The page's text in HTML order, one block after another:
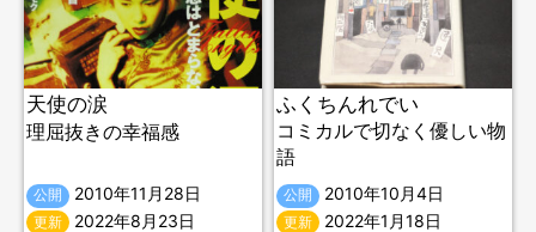
天使の涙
理屈抜きの幸福感
公開 2010年11月28日
更新 2022年8月23日
ふくちんれでい
コミカルで切なく優しい物
語
公開 2010年10月4日
更新 2022年1月18日